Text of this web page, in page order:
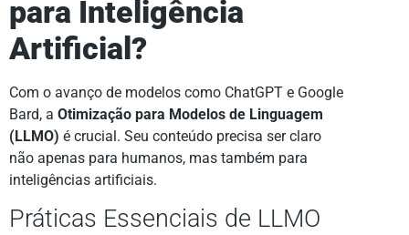
para Inteligência
Artificial?
Com o avanço de modelos como ChatGPT e Google
Bard, a Otimização para Modelos de Linguagem
(LLMO) é crucial. Seu conteúdo precisa ser claro
não apenas para humanos, mas também para
inteligências artificiais.
Práticas Essenciais de LLMO